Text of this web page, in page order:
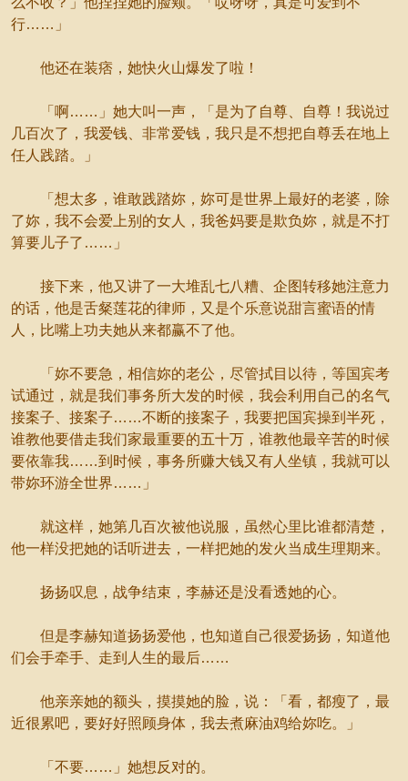
行……」
他还在装痞，她快火山爆发了啦！
「啊……」她大叫一声，「是为了自尊、自尊！我说过
几百次了，我爱钱、非常爱钱，我只是不想把自尊丢在地上
任人践踏。」
「想太多，谁敢践踏妳，妳可是世界上最好的老婆，除
了妳，我不会爱上别的女人，我爸妈要是欺负妳，就是不打
算要儿子了……」
接下来，他又讲了一大堆乱七八糟、企图转移她注意力
的话，他是舌粲莲花的律师，又是个乐意说甜言蜜语的情
人，比嘴上功夫她从来都赢不了他。
「妳不要急，相信妳的老公，尽管拭目以待，等国宾考
试通过，就是我们事务所大发的时候，我会利用自己的名气
接案子、接案子……不断的接案子，我要把国宾操到半死，
谁教他要借走我们家最重要的五十万，谁教他最辛苦的时候
要依靠我……到时候，事务所赚大钱又有人坐镇，我就可以
带妳环游全世界……」
就这样，她第几百次被他说服，虽然心里比谁都清楚，
他一样没把她的话听进去，一样把她的发火当成生理期来。
扬扬叹息，战争结束，李赫还是没看透她的心。
但是李赫知道扬扬爱他，也知道自己很爱扬扬，知道他
们会手牵手、走到人生的最后……
他亲亲她的额头，摸摸她的脸，说：「看，都瘦了，最
近很累吧，要好好照顾身体，我去煮麻油鸡给妳吃。」
「不要……」她想反对的。